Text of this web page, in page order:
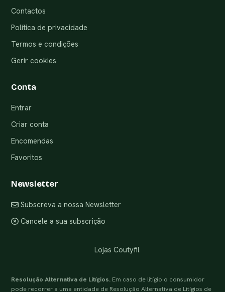
Contactos
Política de privacidade
Termos e condições
Gerir cookies
Conta
Entrar
Criar conta
Encomendas
Favoritos
Newsletter
Subscreva a nossa Newsletter
Cancele a sua subscrição
Lojas Coutyfil
Resolução Alternativa de Litígios. Em caso de litígio o consumidor
pode recorrer a uma entidade de Resolução Alternativa de Litígios de